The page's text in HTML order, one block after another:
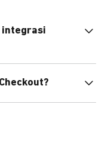
integrasi
Anda. Pelajari